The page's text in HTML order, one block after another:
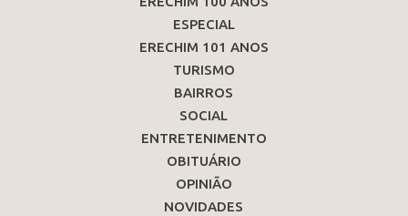
ESPECIAL
ERECHIM 101 ANOS
TURISMO
BAIRROS
SOCIAL
ENTRETENIMENTO
OBITUÁRIO
OPINIÃO
NOVIDADES